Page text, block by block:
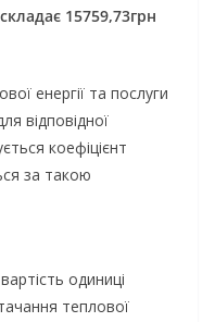
складає 15759,73грн
енергії та послуги
відповідної
коефіцієнт
за такою
одиниці
теплової